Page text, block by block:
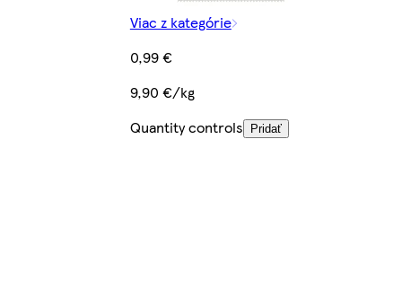
Viac z kategórie
0,99 €
9,90 €/kg
Quantity controls
Pridať